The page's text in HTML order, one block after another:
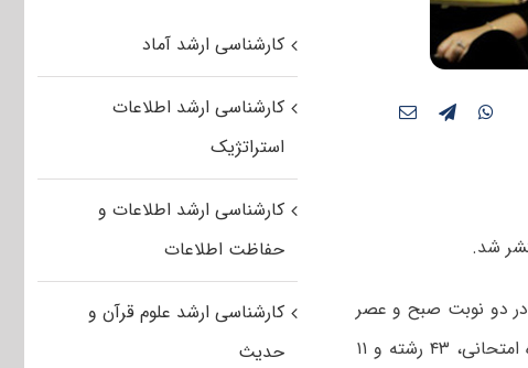
، آزمون کارشناسی ارشد رشته‌های گروه پزشکی سال ۱۴۰۰ در دو نوبت صبح و عصر
روز پنجشنبه ۳۱ تیرماه و صبح و عصر روز جمعه اول مردادماه ۱۴۰۰ در ۳۵ حوزه امتحانی، ۴۳ رشته و ۱۱
کارشناسی ارشد آماد
کارشناسی ارشد اطلاعات
استراتژیک
کارشناسی ارشد اطلاعات و
حفاظت اطلاعات
کارشناسی ارشد علوم قرآن و
حدیث